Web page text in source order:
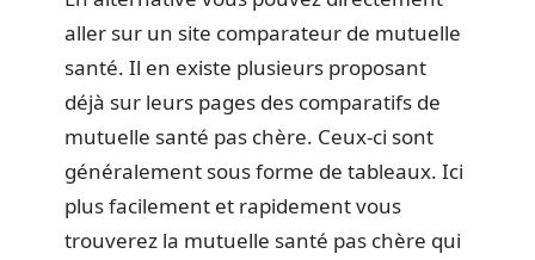
aller sur un site comparateur de mutuelle
santé. Il en existe plusieurs proposant
déjà sur leurs pages des comparatifs de
mutuelle santé pas chère. Ceux-ci sont
généralement sous forme de tableaux. Ici
plus facilement et rapidement vous
trouverez la mutuelle santé pas chère qui